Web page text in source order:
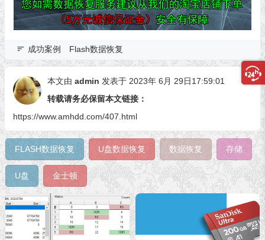
成功案例 Flash数据恢复
本文由 admin 发表于 2023年 6月 29日17:59:01
转载请务必保留本文链接：
https://www.amhdd.com/407.html
FLASH数据恢复 U盘数据恢复 数据恢复 存储
U盘 金士顿